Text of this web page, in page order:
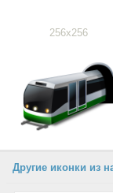
256x256
Другие иконки из